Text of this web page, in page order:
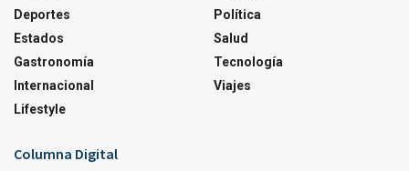
Deportes
Estados
Gastronomía
Internacional
Lifestyle
Política
Salud
Tecnología
Viajes
Columna Digital